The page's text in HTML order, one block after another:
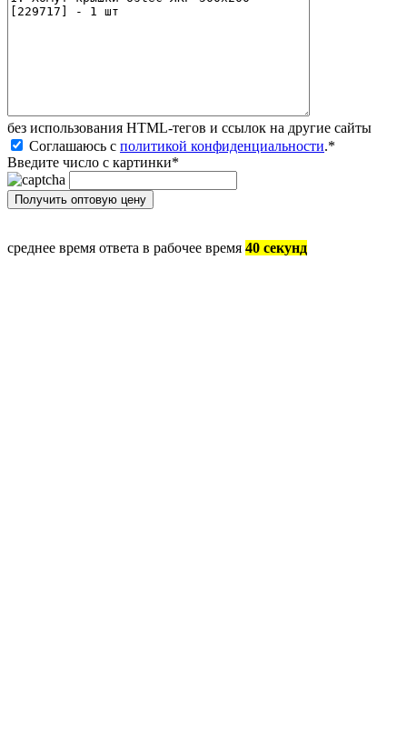
без иcпользования HTML-тегов и ссылок на другие сайты
Соглашаюсь с политикой конфиденциальности.*
Введите число с картинки*
среднее время ответа в рабочее время 40 секунд